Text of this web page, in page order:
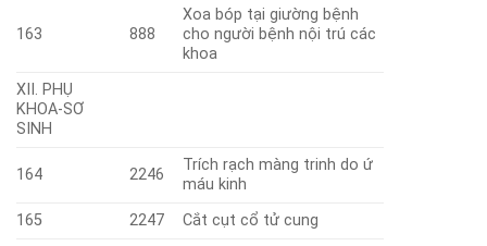
163 888
Xoa bóp tại giường bệnh
cho người bệnh nội trú các
khoa
XII. PHỤ
KHOA-SƠ
SINH
164 2246
Trích rạch màng trinh do ứ
máu kinh
165
2247 Cắt cụt cổ tử cung